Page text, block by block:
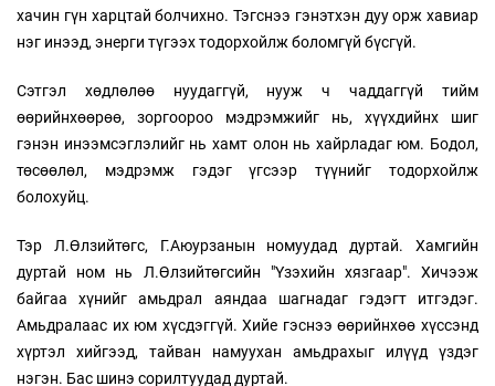
хачин гүн харцтай болчихно. Тэгснээ гэнэтхэн дуу орж хавиар
нэг инээд, энерги түгээх тодорхойлж боломгүй бүсгүй.
Сэтгэл хөдлөлөө нуудаггүй, нууж ч чаддаггүй тийм
өөрийнхөөрөө, зоргоороо мэдрэмжийг нь, хүүхдийнх шиг
гэнэн инээмсэглэлийг нь хамт олон нь хайрладаг юм. Бодол,
төсөөлөл, мэдрэмж гэдэг үгсээр түүнийг тодорхойлж
болохуйц.
Тэр Л.Өлзийтөгс, Г.Аюурзанын номуудад дуртай. Хамгийн
дуртай ном нь Л.Өлзийтөгсийн "Үзэхийн хязгаар". Хичээж
байгаа хүнийг амьдрал аяндаа шагнадаг гэдэгт итгэдэг.
Амьдралаас их юм хүсдэггүй. Хийе гэснээ өөрийнхөө хүссэнд
хүртэл хийгээд, тайван намуухан амьдрахыг илүүд үздэг
нэгэн. Бас шинэ сорилтуудад дуртай.